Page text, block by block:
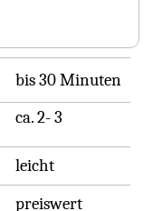
bis 30 Minuten
ca. 2- 3
leicht
preiswert